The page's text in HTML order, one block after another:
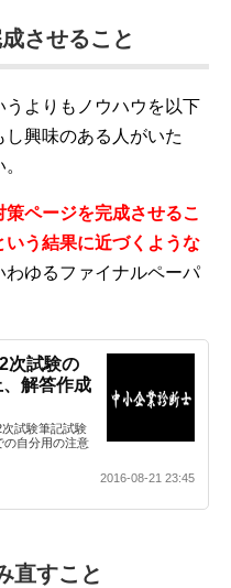
させること
よりもノウハウを以下
興味のある人がいた
策ページを完成させるこ
いう結果に近づくような
ゆるファイナルペーパ
次試験の
解答作成
試験筆記試験
の自分用の注意
2016-08-21 23:45
直すこと